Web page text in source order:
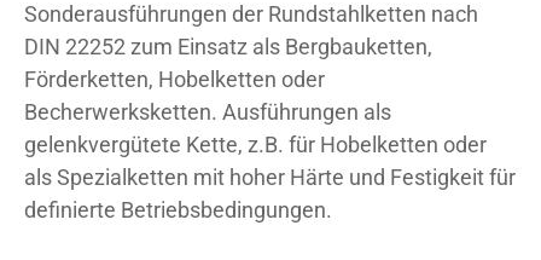
Sonderausführungen der Rundstahlketten nach
DIN 22252 zum Einsatz als Bergbauketten,
Förderketten, Hobelketten oder
Becherwerksketten. Ausführungen als
gelenkvergütete Kette, z.B. für Hobelketten oder
als Spezialketten mit hoher Härte und Festigkeit für
definierte Betriebsbedingungen.